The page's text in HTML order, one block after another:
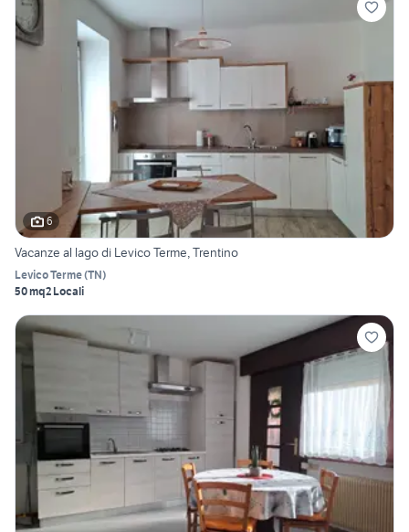
6
Vacanze al lago di Levico Terme, Trentino
Levico Terme(TN)
50 mq2 Locali